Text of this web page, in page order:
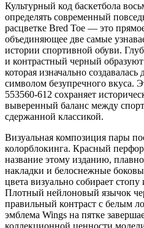
Культурный код баскетбола
определять современный
расцветке Bred Toe — это
объединяющее две самые
истории спортивной обуви.
и контрастный черный
которая изначально создавалась
символом безупречного вкуса.
553560-612 сохраняет
выверенный баланс между
сдержанной классикой.
Визуальная композиция пары
колорблокинга. Красный
название этому изданию,
накладки и белоснежные
цвета визуально собирает
Плотный нейлоновый язычок
правильный контраст с белым
эмблема Wings на пятке
коллекционной ценности